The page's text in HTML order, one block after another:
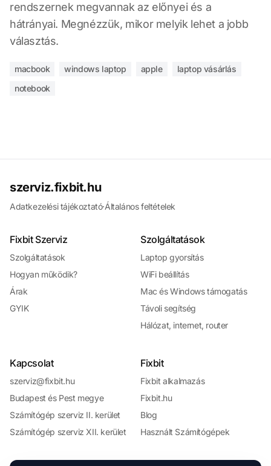
rendszernek megvannak az előnyei és a
hátrányai. Megnézzük, mikor melyik lehet a jobb
választás.
macbook windows laptop apple
laptop vásárlás
notebook
szerviz.fixbit.hu
Adatkezelési tájékoztató·Általános feltételek
Fixbit Szerviz
Szolgáltatások
Hogyan működik?
Árak
GYIK
Szolgáltatások
Laptop gyorsítás
WiFi beállítás
Mac és Windows támogatás
Távoli segítség
Hálózat, internet, router
Kapcsolat
szerviz@fixbit.hu
Budapest és Pest megye
Számítógép szerviz II. kerület
Számítógép szerviz XII. kerület
Fixbit
Fixbit alkalmazás
Fixbit.hu
Blog
Használt Számítógépek